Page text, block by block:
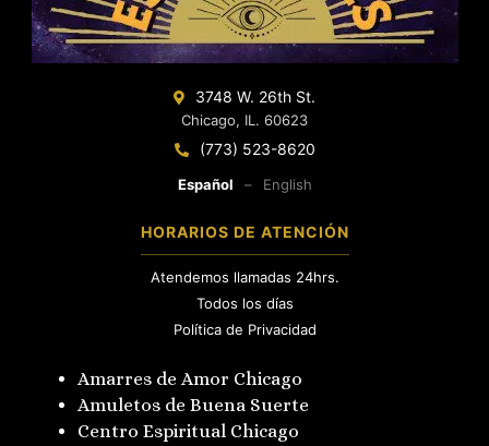
3748 W. 26th St.
Chicago, IL. 60623
(773) 523-8620
Español – English
HORARIOS DE ATENCIÓN
Atendemos llamadas 24hrs.
Todos los días
Política de Privacidad
Amarres de Amor Chicago
Amuletos de Buena Suerte
Centro Espiritual Chicago